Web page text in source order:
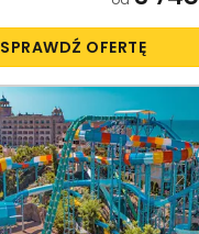
SPRAWDŹ OFERTĘ